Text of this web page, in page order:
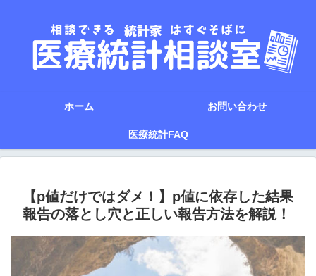
ホーム お問い合わせ
医療統計FAQ
【p値だけではダメ！】p値に依存した結果
報告の落とし穴と正しい報告方法を解説！